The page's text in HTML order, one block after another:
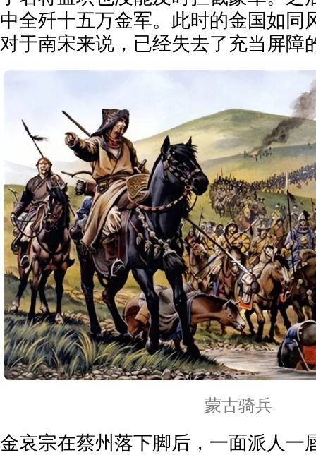
中全歼十五万金军。此时的金国如同
对于南宋来说，已经失去了充当屏障
蒙古骑兵
金哀宗在蔡州落下脚后，一面派人一